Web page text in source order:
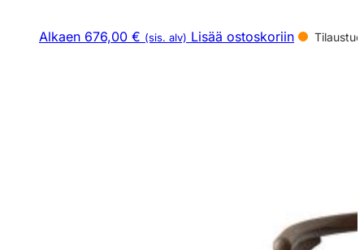
Alkaen 676,00 € (sis. alv) Lisää ostoskoriin